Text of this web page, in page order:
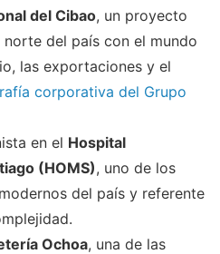
del Cibao, un proyecto
del país con el mundo
las exportaciones y el
corporativa del Grupo
en el Hospital
(HOMS), uno de los
del país y referente
Ochoa, una de las